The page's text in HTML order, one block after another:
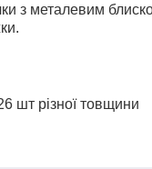
з металевим
шт різної товщини